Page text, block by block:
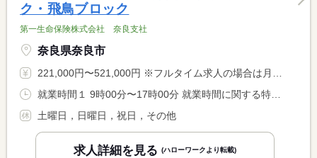
ク・飛鳥ブロック
第一生命保険株式会社 奈良支社
奈良県奈良市
221,000円〜521,000円 ※フルタイム求人の場合は月額（換算額）、パート求人の場合は時間額を表示しています。
土曜日，日曜日，祝日，その他
求人詳細を見る (ハローワークより転載)